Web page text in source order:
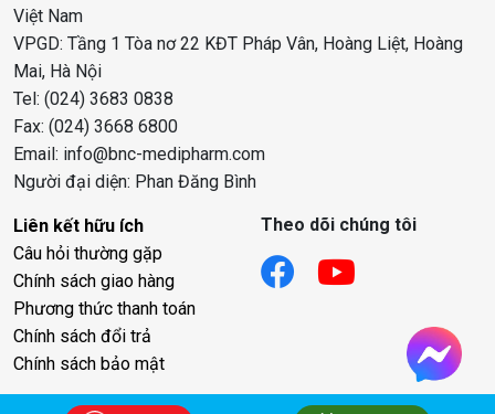
Việt Nam
VPGD: Tầng 1 Tòa nơ 22 KĐT Pháp Vân, Hoàng Liệt, Hoàng
Mai, Hà Nội
Tel: (024) 3683 0838
Fax: (024) 3668 6800
Email: info@bnc-medipharm.com
Người đại diện: Phan Đăng Bình
Liên kết hữu ích
Câu hỏi thường gặp
Chính sách giao hàng
Phương thức thanh toán
Chính sách đổi trả
Chính sách bảo mật
Theo dõi chúng tôi